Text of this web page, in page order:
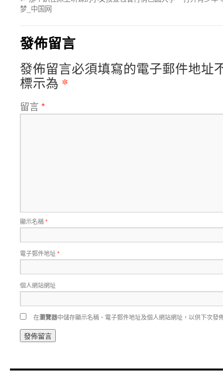
梦_中国网
發佈留言
發佈留言必須填寫的電子郵件地址
標示為 *
留言 *
顯示名稱*
電子郵件地址*
個人網站網址
在瀏覽器中儲存顯示名稱、電子郵件地址及個人網站網址，以供下次發